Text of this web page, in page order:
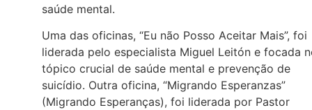
saúde mental.
Uma das oficinas, “Eu não Posso Aceitar Mais”, foi
liderada pelo especialista Miguel Leitón e focada
tópico crucial de saúde mental e prevenção de
suicídio. Outra oficina, “Migrando Esperanzas”
(Migrando Esperanças), foi liderada por Pastor